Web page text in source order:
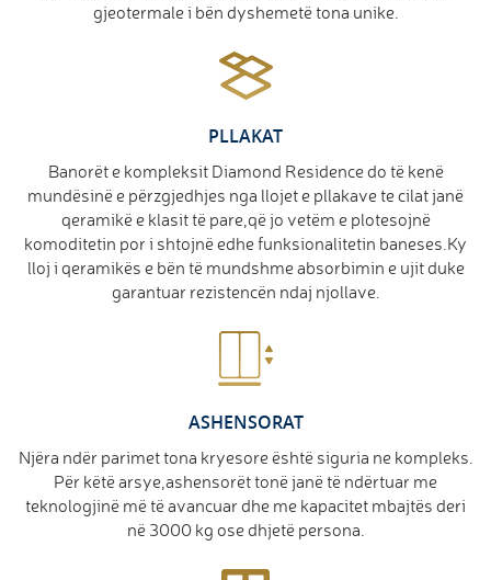
gjeotermale i bën dyshemetë tona unike.
PLLAKAT
Banorët e kompleksit Diamond Residence do të kenë
mundësinë e përzgjedhjes nga llojet e pllakave te cilat janë
qeramikë e klasit të pare,që jo vetëm e plotesojnë
komoditetin por i shtojnë edhe funksionalitetin baneses.Ky
lloj i qeramikës e bën të mundshme absorbimin e ujit duke
garantuar rezistencën ndaj njollave.
ASHENSORAT
Njëra ndër parimet tona kryesore është siguria ne kompleks.
Për këtë arsye,ashensorët tonë janë të ndërtuar me
teknologjinë më të avancuar dhe me kapacitet mbajtës deri
në 3000 kg ose dhjetë persona.